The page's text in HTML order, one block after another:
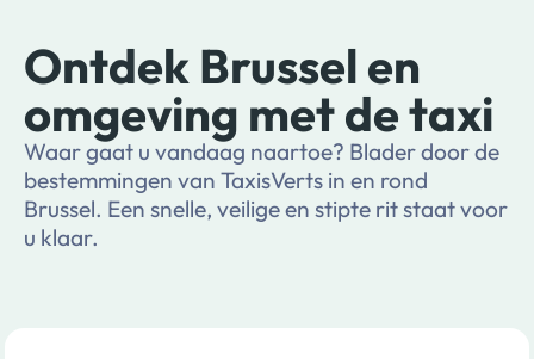
Ontdek Brussel en
omgeving met de taxi
Waar gaat u vandaag naartoe? Blader door de
bestemmingen van TaxisVerts in en rond
Brussel. Een snelle, veilige en stipte rit staat voor
u klaar.